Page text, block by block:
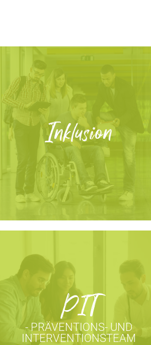
Inklusion
PIT
- PRÄVENTIONS- UND
INTERVENTIONSTEAM